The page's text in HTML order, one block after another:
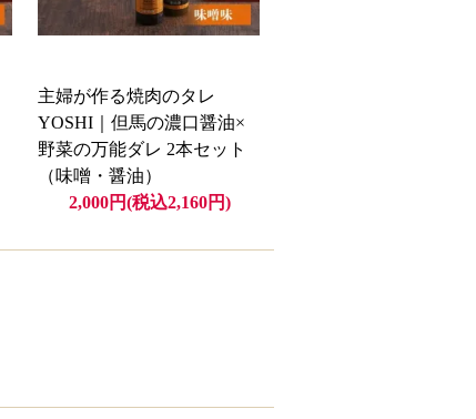
主婦が作る焼肉のタレ
YOSHI｜但馬の濃口醤油×
野菜の万能ダレ 2本セット
（味噌・醤油）
2,000円(税込2,160円)